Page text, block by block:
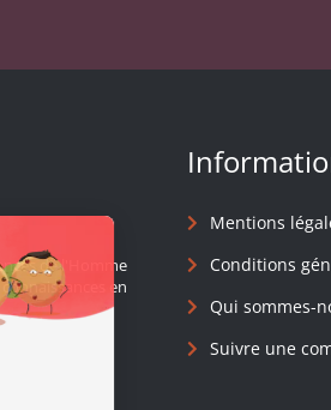
de l'Homme
en
Mentions
Conditions
Qui sommes-
Suivre une